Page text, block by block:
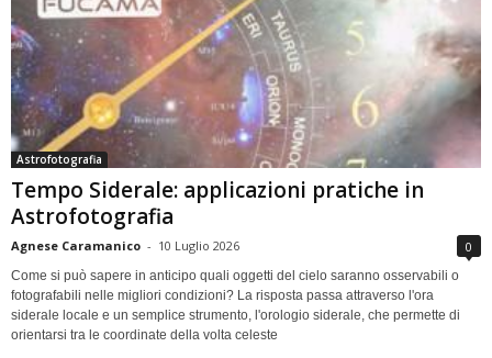
Astrofotografia
Tempo Siderale: applicazioni pratiche in
Astrofotografia
Agnese Caramanico - 10 Luglio 2026 0
Come si può sapere in anticipo quali oggetti del cielo saranno osservabili o
fotografabili nelle migliori condizioni? La risposta passa attraverso l'ora
siderale locale e un semplice strumento, l'orologio siderale, che permette di
orientarsi tra le coordinate della volta celeste